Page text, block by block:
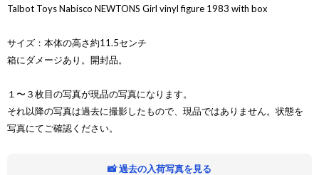
Talbot Toys Nabisco NEWTONS Girl vinyl figure 1983 with box
サイズ：本体の高さ約11.5センチ
箱にダメージあり。開封品。
１〜３枚目の写真が現品の写真になります。
それ以降の写真は過去に撮影したもので、現品ではありません。状態を
写真にてご確認ください。
📸 過去の入荷写真を見る